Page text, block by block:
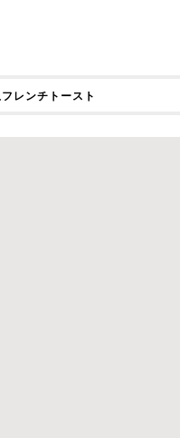
レンチトースト